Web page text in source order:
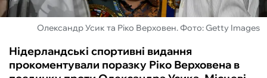
Олександр Усик та Ріко Верховен. Фото: Getty Images
Нідерландські спортивні видання
прокоментували поразку Ріко Верховена в